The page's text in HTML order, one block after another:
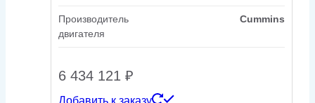
Производитель
двигателя
Cummins
6 434 121 ₽
Добавить к заказу